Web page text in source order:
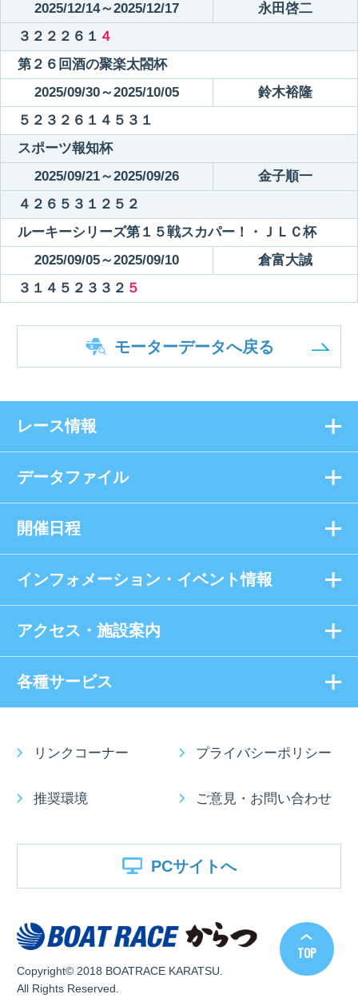
2025/12/14～2025/12/17
永田啓二
３２２２６１ ４
第２６回酒の聚楽太閤杯
2025/09/30～2025/10/05
鈴木裕隆
５２３２６１４５３１
スポーツ報知杯
2025/09/21～2025/09/26
金子順一
４２６５３１２５２
ルーキーシリーズ第１５戦スカパー！・ＪＬＣ杯
2025/09/05～2025/09/10
倉富大誠
３１４５２３３２ ５
モーターデータへ戻る
レース情報
データファイル
開催日程
インフォメーション・イベント情報
アクセス・施設案内
各種サービス
リンクコーナー プライバシーポリシー
推奨環境 ご意見・お問い合わせ
PCサイトへ
Copyright© 2018 BOATRACE KARATSU.
All Rights Reserved.
TOP